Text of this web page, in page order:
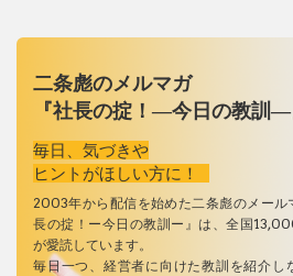
二条彪のメルマガ
『社長の掟！―今日の教訓―
毎日、気づきや
ヒントがほしい方に！
2003年から配信を始めた二条彪のメール
長の掟！ー今日の教訓ー』は、全国
が愛読しています。
毎日一つ、経営者に向けた教訓を紹介し